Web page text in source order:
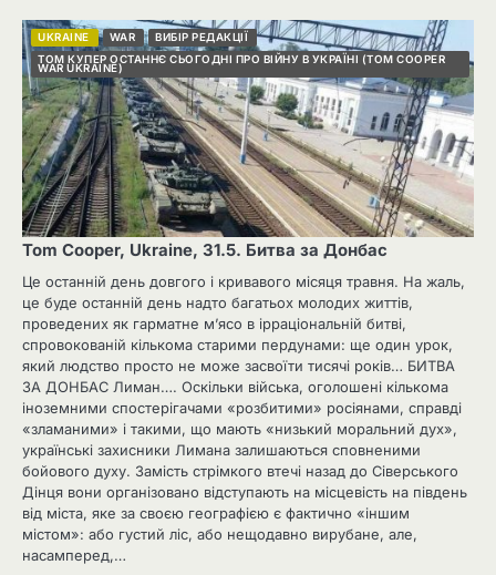
UKRAINE WAR
ВИБІР РЕДАКЦІЇ
ТОМ КУПЕР ОСТАННЄ СЬОГОДНІ ПРО ВІЙНУ В УКРАЇНІ (TOM COOPER
WAR UKRAINE)
Tom Cooper, Ukraine, 31.5. Битва за Донбас
Це останній день довгого і кривавого місяця травня. На жаль,
це буде останній день надто багатьох молодих життів,
проведених як гарматне м’ясо в ірраціональній битві,
спровокованій кількома старими пердунами: ще один урок,
який людство просто не може засвоїти тисячі років… БИТВА
ЗА ДОНБАС Лиман…. Оскільки війська, оголошені кількома
іноземними спостерігачами «розбитими» росіянами, справді
«зламаними» і такими, що мають «низький моральний дух»,
українські захисники Лимана залишаються сповненими
бойового духу. Замість стрімкого втечі назад до Сіверського
Дінця вони організовано відступають на місцевість на південь
від міста, яке за своєю географією є фактично «іншим
містом»: або густий ліс, або нещодавно вирубане, але,
насамперед,…